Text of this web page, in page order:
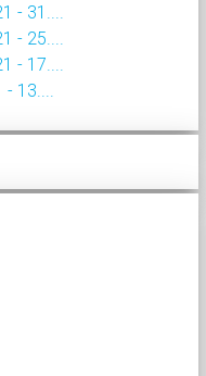
- 31....
- 25....
- 17....
13....